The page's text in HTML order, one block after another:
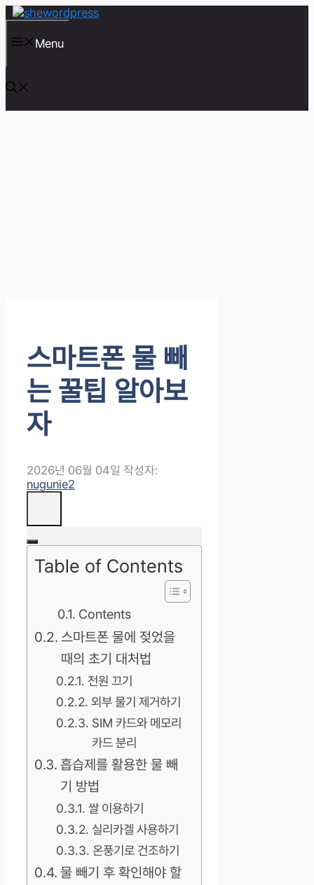
컨
츠
건
너
뛰
기
Menu
스마트폰 물 빼
는 꿀팁 알아보
자
2026년 06월 04일 작성자:
nugunie2
Table of Contents
Contents
스마트폰 물에 젖었을
때의 초기 대처법
전원 끄기
외부 물기 제거하기
SIM 카드와 메모리
카드 분리
흡습제를 활용한 물 빼
기 방법
쌀 이용하기
실리카겔 사용하기
온풍기로 건조하기
물 빼기 후 확인해야 할